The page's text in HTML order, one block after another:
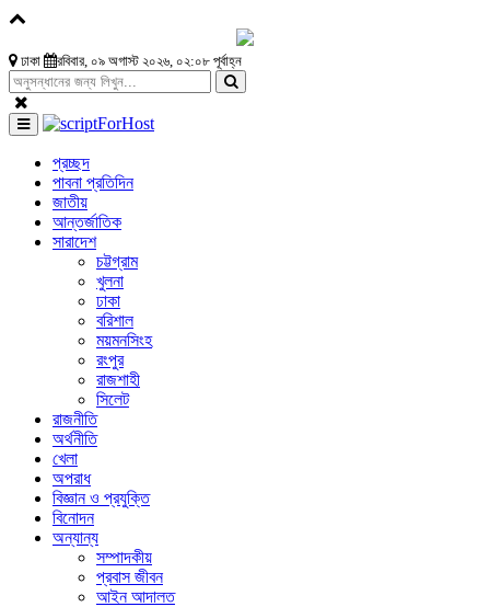
ঢাকা রবিবার, ০৯ অগাস্ট ২০২৬, ০২:০৮ পূর্বাহ্ন
প্রচ্ছদ
পাবনা প্রতিদিন
জাতীয়
আন্তর্জাতিক
সারাদেশ
চট্টগ্রাম
খুলনা
ঢাকা
বরিশাল
ময়মনসিংহ
রংপুর
রাজশাহী
সিলেট
রাজনীতি
অর্থনীতি
খেলা
অপরাধ
বিজ্ঞান ও প্রযুক্তি
বিনোদন
অন্যান্য
সম্পাদকীয়
প্রবাস জীবন
আইন আদালত